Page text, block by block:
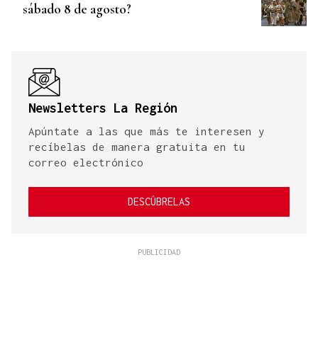
sábado 8 de agosto?
Newsletters La Región
Apúntate a las que más te interesen y
recíbelas de manera gratuita en tu
correo electrónico
DESCÚBRELAS